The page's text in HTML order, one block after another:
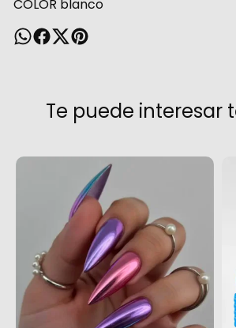
COLOR blanco
Te puede interesar